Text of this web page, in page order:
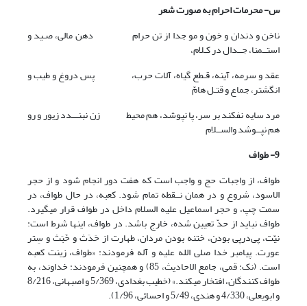
س- محرمات احرام به صورت شعر
ناخن و دندان و خون و مو جدا از تن حرام دهن مالی، صـید و
استــمنا، جــدال در کـلام،
عقد و سرمه، آینه، قـطع گیاه، آلات حرب، پس دروغ و طیب و
انگشتر، جماع و قتـل هامّ
مرد سایه نفکند بر سر، پا نپوشد، هم محیط زن نبنـــدد زیور و رو
هم نپــوشد والســلام
9- طواف
طواف، از واجبات حج و واجب است که هفت دور انجام شود و از حجر
الاسود، شروع و در همان نــقطه تمام شود. کعبه، در حال طواف، در
سمت چپ، و حجر اسماعیل علیه السلام داخل در طواف قرار مى‏گیرد.
طواف نباید از حدّ تعیین شده، خارج باشد. در طواف، اینها شرط است:
نیّت، پى‌در‌پى بودن، ختنه بودن مردان، طهارت از حَدَث و خَبَث و سِتر
عورت. پیامبر خدا صلى الله علیه و آله فرمودند: «طواف، زینت کعبه
است. (نک: قمی، جامع الاحادیث، 85) و همچنین فرمودند: خداوند، به
طواف کنندگان، افتخار مى‏کند.» (خطیب بغدادی، 5/369 و اصبهانی، 8/216
و ابویعلی، 4/330 و هندی، 5/49 و احسائی، 1/96).